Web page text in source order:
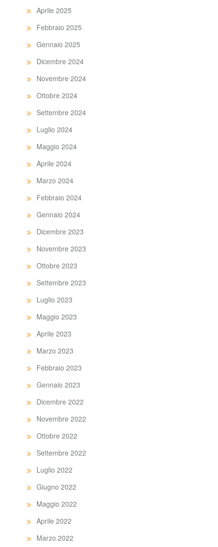
Aprile 2025
Febbraio 2025
Gennaio 2025
Dicembre 2024
Novembre 2024
Ottobre 2024
Settembre 2024
Luglio 2024
Maggio 2024
Aprile 2024
Marzo 2024
Febbraio 2024
Gennaio 2024
Dicembre 2023
Novembre 2023
Ottobre 2023
Settembre 2023
Luglio 2023
Maggio 2023
Aprile 2023
Marzo 2023
Febbraio 2023
Gennaio 2023
Dicembre 2022
Novembre 2022
Ottobre 2022
Settembre 2022
Luglio 2022
Giugno 2022
Maggio 2022
Aprile 2022
Marzo 2022